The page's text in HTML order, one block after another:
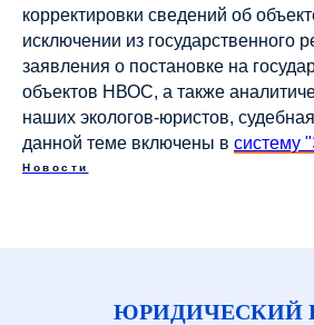
корректировки сведений об
исключении из государственного
заявления о постановке на
объектов НВОС, а также
наших экологов-юристов,
данной теме включены в систему
Новости
ЮРИДИЧЕСКИЙ